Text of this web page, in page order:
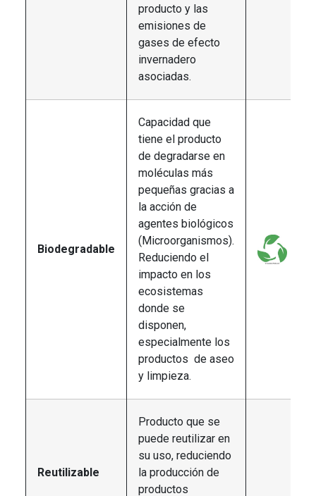
producto y las
emisiones de
gases de efecto
invernadero
asociadas.
Biodegradable
Capacidad que
tiene el producto
de degradarse en
moléculas más
pequeñas gracias a
la acción de
agentes biológicos
(Microorganismos).
Reduciendo el
impacto en los
ecosistemas
donde se
disponen,
especialmente los
productos de aseo
y limpieza.
Reutilizable
Producto que se
puede reutilizar en
su uso, reduciendo
la producción de
productos